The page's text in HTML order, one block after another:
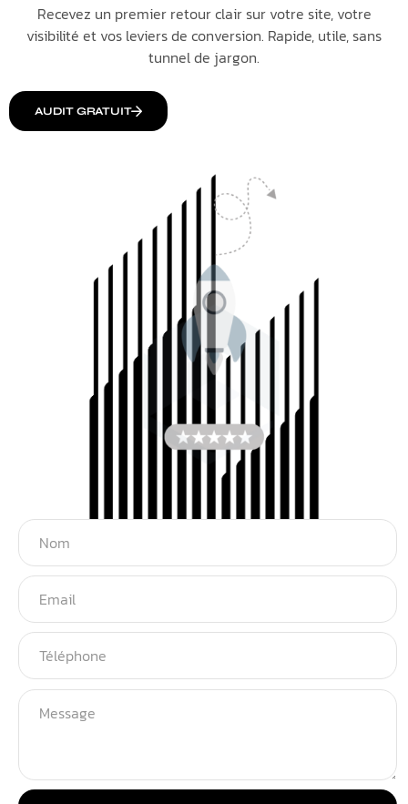
Recevez un premier retour clair sur votre site, votre
visibilité et vos leviers de conversion. Rapide, utile, sans
tunnel de jargon.
AUDIT GRATUIT
Español